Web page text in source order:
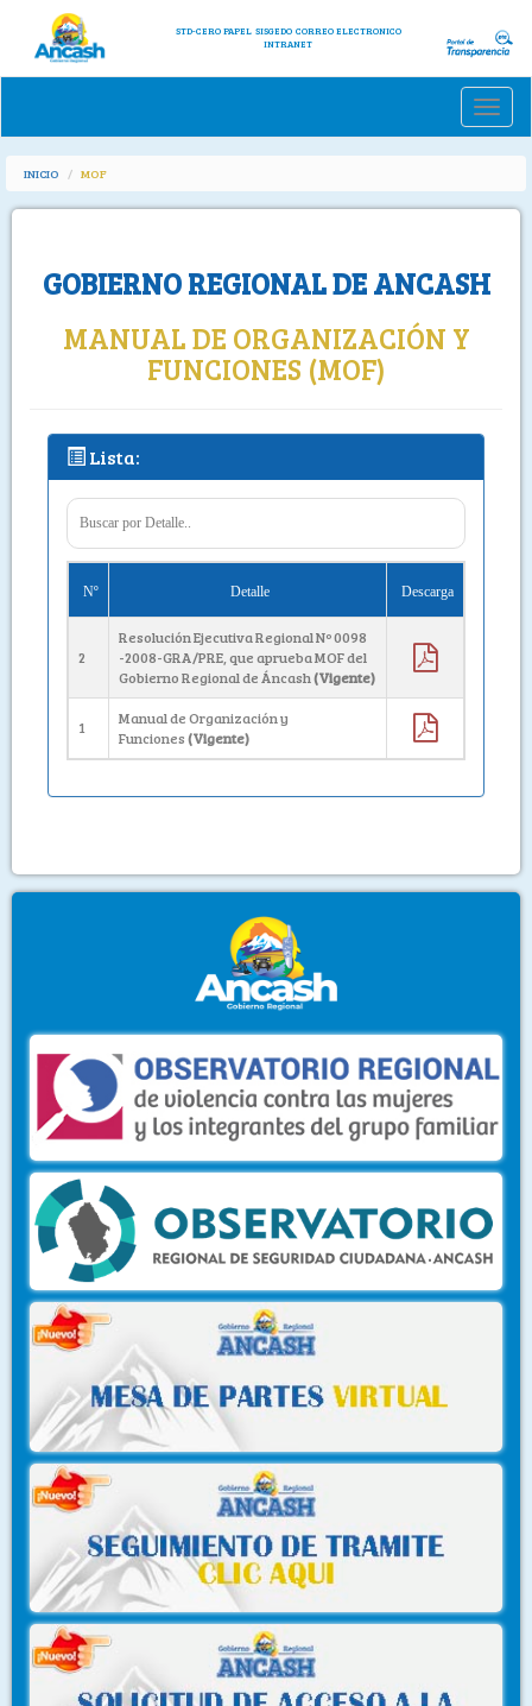
STD-CERO PAPEL SISGEDO CORREO ELECTRONICO
INTRANET
Toggle
INICIO MOF
GOBIERNO REGIONAL DE ANCASH
MANUAL DE ORGANIZACIÓN Y
FUNCIONES (MOF)
Lista:
Nº Detalle Descarga
2
Resolución Ejecutiva Regional Nº 0098
-2008-GRA/PRE, que aprueba MOF del
Gobierno Regional de Áncash(Vigente)
1
Manual de Organización y
Funciones(Vigente)